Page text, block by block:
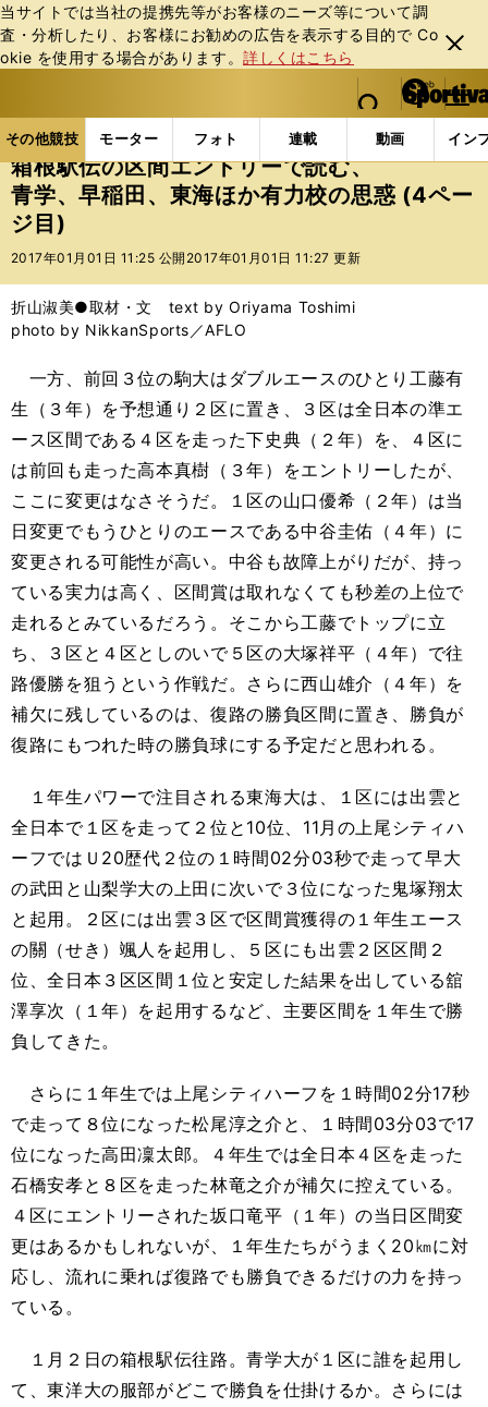
当サイトでは当社の提携先等がお客様のニーズ等について調
査・分析したり、お客様にお勧めの広告を表⽰する⽬的で Co
okie を使⽤する場合があります。詳しくはこちら
閉じ
る
web Sportiva (webスポルティーバ)
検索
マイペ
ー
ジ
メニュ
その他競技 モーター フォト 連載 動画 イン
ス
ポ
ル
テ
ー
バ
その他競技の記事一覧 陸上 箱根駅伝の区間エント
箱根駅伝の区間エントリーで読む、
青学、早稲田、東海ほか有力校の思惑 (4ペー
ジ目)
2017年01月01日 11:25 公開 2017年01月01日 11:27 更新
折山淑美●取材・文 text by Oriyama Toshimi
photo by NikkanSports／AFLO
一方、前回３位の駒大はダブルエースのひとり工藤有
生（３年）を予想通り２区に置き、３区は全日本の準エ
ース区間である４区を走った下史典（２年）を、４区に
は前回も走った高本真樹（３年）をエントリーしたが、
ここに変更はなさそうだ。１区の山口優希（２年）は当
日変更でもうひとりのエースである中谷圭佑（４年）に
変更される可能性が高い。中谷も故障上がりだが、持っ
ている実力は高く、区間賞は取れなくても秒差の上位で
走れるとみているだろう。そこから工藤でトップに立
ち、３区と４区としのいで５区の大塚祥平（４年）で往
路優勝を狙うという作戦だ。さらに西山雄介（４年）を
補欠に残しているのは、復路の勝負区間に置き、勝負が
復路にもつれた時の勝負球にする予定だと思われる。
１年生パワーで注目される東海大は、１区には出雲と
全日本で１区を走って２位と10位、11月の上尾シティハ
ーフではＵ20歴代２位の１時間02分03秒で走って早大
の武田と山梨学大の上田に次いで３位になった鬼塚翔太
と起用。２区には出雲３区で区間賞獲得の１年生エース
の關（せき）颯人を起用し、５区にも出雲２区区間２
位、全日本３区区間１位と安定した結果を出している舘
澤享次（１年）を起用するなど、主要区間を１年生で勝
負してきた。
さらに１年生では上尾シティハーフを１時間02分17秒
で走って８位になった松尾淳之介と、１時間03分03で17
位になった高田凜太郎。４年生では全日本４区を走った
石橋安孝と８区を走った林竜之介が補欠に控えている。
４区にエントリーされた坂口竜平（１年）の当日区間変
更はあるかもしれないが、１年生たちがうまく20㎞に対
応し、流れに乗れば復路でも勝負できるだけの力を持っ
ている。
１月２日の箱根駅伝往路。青学大が１区に誰を起用し
て、東洋大の服部がどこで勝負を仕掛けるか。さらには